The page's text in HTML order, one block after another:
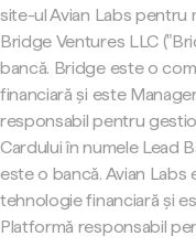
site-ul Avian Labs pentru
Bridge Ventures LLC
bancă. Bridge este o
financiară și este
responsabil pentru
Cardului în numele Lead
este o bancă. Avian
tehnologie financiară și
Platformă responsabil